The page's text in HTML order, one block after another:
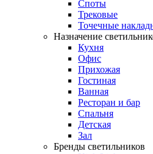
Споты
Трековые
Точечные
Назначение
Кухня
Офис
Прихожая
Гостиная
Ванная
Ресторан и бар
Спальня
Детская
Зал
Бренды светильников